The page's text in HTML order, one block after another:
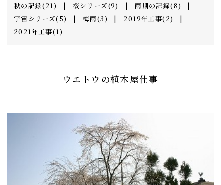
秋の記録(21)
| 桜シリーズ(9) | 雨期の記録(8)
|
宇宙シリーズ(5)
| 梅雨(3) | 2019年工事(2)
|
2021年工事(1)
ウエトウの植木屋仕事